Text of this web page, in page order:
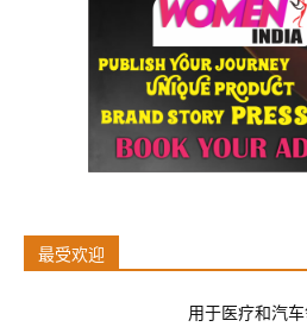
最受欢迎
用于医疗和汽